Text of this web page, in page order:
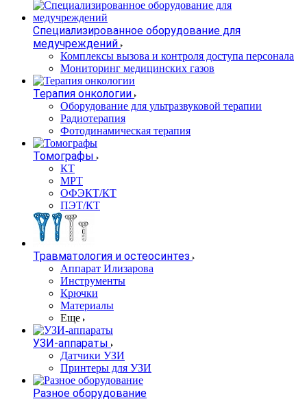
Специализированное оборудование для
медучреждений
Комплексы вызова и контроля доступа персонала
Мониторинг медицинских газов
Терапия онкологии
Оборудование для ультразвуковой терапии
Радиотерапия
Фотодинамическая терапия
Томографы
КТ
МРТ
ОФЭКТ/КТ
ПЭТ/КТ
Травматология и остеосинтез
Аппарат Илизарова
Инструменты
Крючки
Материалы
Еще
УЗИ-аппараты
Датчики УЗИ
Принтеры для УЗИ
Разное оборудование